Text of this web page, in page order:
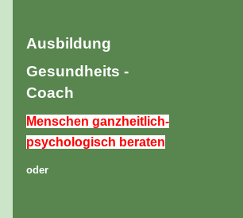
Ausbildung
Gesundheits -
Coach
Menschen ganzheitlich-
psychologisch beraten
oder